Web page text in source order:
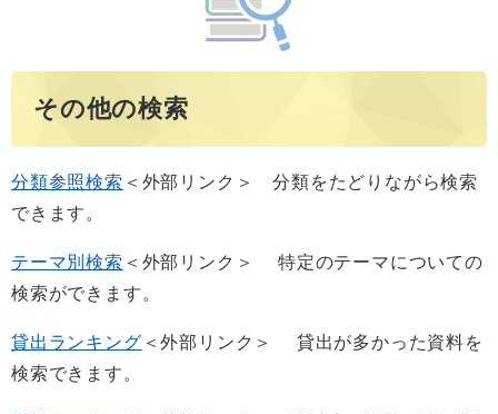
その他の検索
分類参照検索 ＜外部リンク＞
分類をたどりながら検索
できます。
テーマ別検索 ＜外部リンク＞
特定のテーマについての
検索ができます。
貸出ランキング ＜外部リンク＞
貸出が多かった資料を
検索できます。